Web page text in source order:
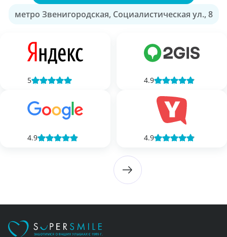
метро Звенигородская, Социалистическая ул., 8
5
4.9
4.9
4.9